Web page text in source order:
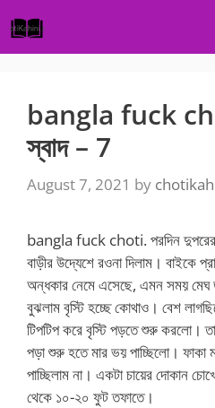
to
content
bangla fuck
স্বাদ – 7
August 7, 2021 by
bangla fuck choti. পরদিন দুপরের
বাড়ীর উদ্যেশে রওনা দিলাম। বাইকে
অন্ধকার নেমে এসেছে, এমন সময় মেঘ
বুঝলাম বৃস্টি হচ্ছে কোথাও। বেশ
টিপটিপ করে বৃস্টি পড়তে শুরু করলো।
পড়া শুরু হতে মার ভয় পাচ্ছিলো। ফাকা
পাচ্ছিলাম না। একটা চায়ের দোকান
থেকে ১০-২০ ফুট তফাতে।